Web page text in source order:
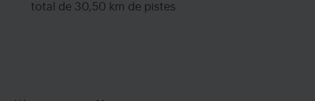
total de 30,50 km de pistes